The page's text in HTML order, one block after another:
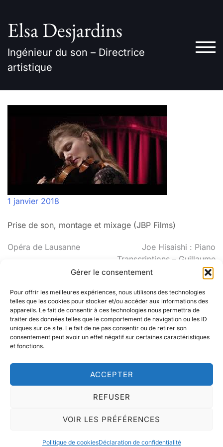
Gérer le consentement
Pour offrir les meilleures expériences, nous utilisons des technologies
telles que les cookies pour stocker et/ou accéder aux informations des
appareils. Le fait de consentir à ces technologies nous permettra de
traiter des données telles que le comportement de navigation ou les ID
uniques sur ce site. Le fait de ne pas consentir ou de retirer son
consentement peut avoir un effet négatif sur certaines caractéristiques
et fonctions.
ACCEPTER
REFUSER
VOIR LES PRÉFÉRENCES
Politique de cookiesDéclaration de confidentialité
content
Elsa Desjardins
Ingénieur du son – Directrice
artistique
1 janvier 2018
Prise de son, montage et mixage (JBP Films)
Navigation
l’article
Opéra de Lausanne
Joe Hisaishi : Piano
Transcriptions – Guillaume
Masson
Instagram
LinkedIn
© Elsa Desjardins 2025. Tous droits réservés -
Contact